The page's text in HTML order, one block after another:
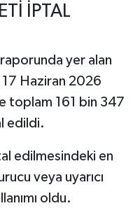
İPTAL
yer alan
17 Haziran 2026
toplam 161 bin 347
edildi.
edilmesindeki en
veya uyarıcı
oldu.